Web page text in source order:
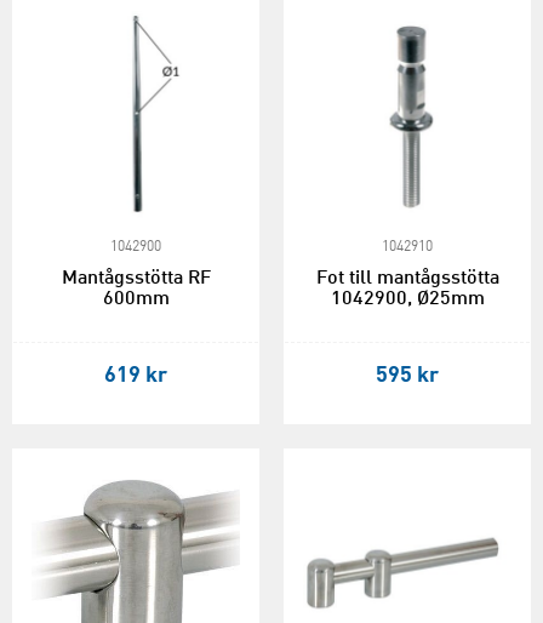
1042900
Mantågsstötta RF
600mm
619 kr
1042910
Fot till mantågsstötta
1042900, Ø25mm
595 kr